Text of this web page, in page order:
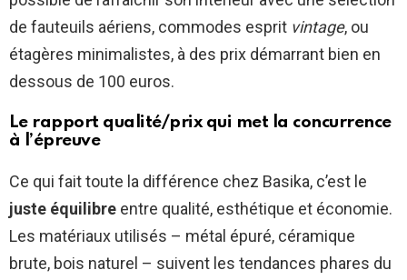
de fauteuils aériens, commodes esprit vintage, ou
étagères minimalistes, à des prix démarrant bien en
dessous de 100 euros.
Le rapport qualité/prix qui met la concurrence
à l’épreuve
Ce qui fait toute la différence chez Basika, c’est le
juste équilibre entre qualité, esthétique et économie.
Les matériaux utilisés – métal épuré, céramique
brute, bois naturel – suivent les tendances phares du